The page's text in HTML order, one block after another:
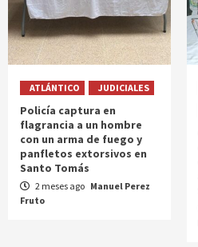
ATLÁNTICO JUDICIALES
Policía captura en
flagrancia a un hombre
con un arma de fuego y
panfletos extorsivos en
Santo Tomás
2 meses ago Manuel Perez
Fruto